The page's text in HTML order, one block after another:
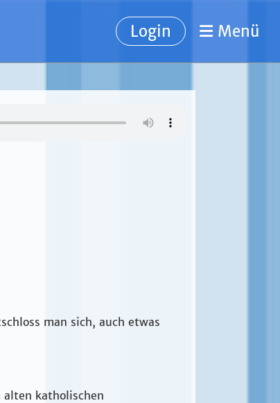
Login Menü
man sich, auch etwas
alten katholischen